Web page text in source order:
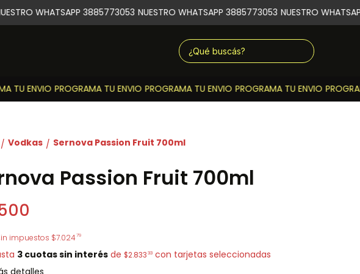
TU ENVIO PROGRAMA TU ENVIO PROGRAMA TU ENVIO PROGRAMA TU ENVIO
WHATSAPP 3885773053 NUESTRO WHATSAPP 3885773053 NUESTRO
/ Vodkas / Sernova Passion Fruit 700ml
Passion Fruit 700ml
impuestos $7.02479
3 cuotas sin interésde $2.83333con tarjetas seleccionadas
detalles